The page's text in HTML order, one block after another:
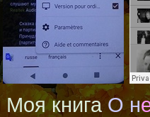
Моя книга Он